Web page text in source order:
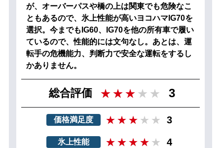
が、オーバーパスや橋の上は関東でも危険なこ
ともあるので、氷上性能が高いヨコハマIG70を
選択。今までもIG60、IG70を他の所有車で履い
ているので、性能的には文句なし。あとは、運
転手の危機能力、判断力で安全な運転をするし
かありません。
総合評価 3
価格満足度 3
氷上性能 4